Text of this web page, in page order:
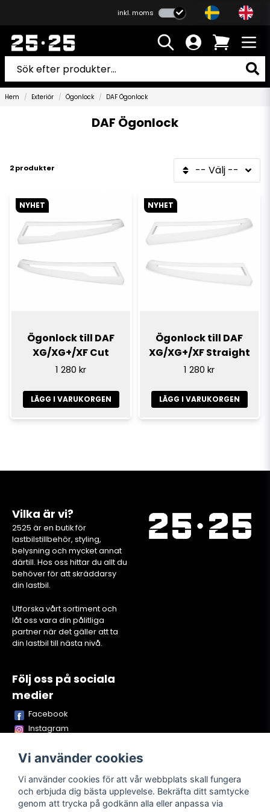
inkl. moms
Hem Exteriör Ögonlock DAF Ögonlock
DAF Ögonlock
2 produkter -- Välj --
Ögonlock till DAF
XG/XG+/XF Cut
1 280 kr
LÄGG I VARUKORGEN
NYHET
Ögonlock till DAF
XG/XG+/XF Straight
1 280 kr
LÄGG I VARUKORGEN
NYHET
Vilka är vi?
2525 är en butik för
lastbilstillbehör, styling,
belysning och mycket annat
därtill. Hos oss hittar du allt du
behöver för att skräddarsy
din lastbil.
Utforska vårt sortiment och
låt oss vara din pålitliga
partner när det gäller att ta
din lastbil till nästa nivå.
Följ oss på sociala
medier
Facebook
Instagram
TikTok
Vi använder cookies
Vi använder cookies för att vår webbplats skall fungera
och erbjuda dig bästa upplevelse. Bekräfta ditt samtycke
genom att trycka på godkänn alla eller anpassa via